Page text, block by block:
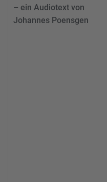
– ein Audiotext von
Johannes Poensgen